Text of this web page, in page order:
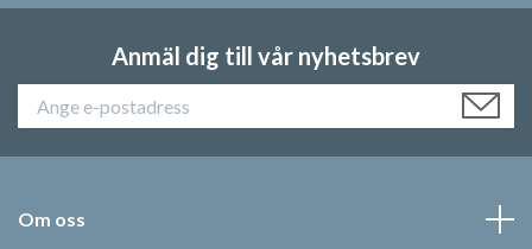
Anmäl dig till vår nyhetsbrev
Om oss